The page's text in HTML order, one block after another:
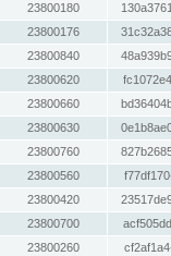
23800180
23800176
23800840
23800620
23800660
23800630
23800760
23800560
23800420
23800700
23800260